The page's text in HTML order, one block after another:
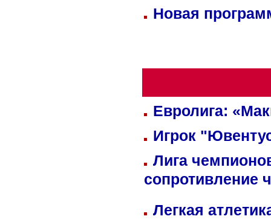
Новая
Евролига:
Игрок
Лига
сопротивление
Легкая